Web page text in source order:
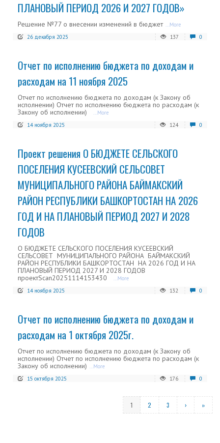
ПЛАНОВЫЙ ПЕРИОД 2026 И 2027 ГОДОВ»
Решение №77 о внесении изменений в бюджет ...More
26 декабря 2025
137 0
Отчет по исполнению бюджета по доходам и
расходам на 11 ноября 2025
Отчет по исполнению бюджета по доходам (к Закону об
исполнении) Отчет по исполнению бюджета по расходам (к
Закону об исполнении)
...More
14 ноября 2025
124 0
Проект решения О БЮДЖЕТЕ СЕЛЬСКОГО
ПОСЕЛЕНИЯ КУСЕЕВСКИЙ СЕЛЬСОВЕТ
МУНИЦИПАЛЬНОГО РАЙОНА БАЙМАКСКИЙ
РАЙОН РЕСПУБЛИКИ БАШКОРТОСТАН НА 2026
ГОД И НА ПЛАНОВЫЙ ПЕРИОД 2027 И 2028
ГОДОВ
О БЮДЖЕТЕ СЕЛЬСКОГО ПОСЕЛЕНИЯ КУСЕЕВСКИЙ
СЕЛЬСОВЕТ МУНИЦИПАЛЬНОГО РАЙОНА БАЙМАКСКИЙ
РАЙОН РЕСПУБЛИКИ БАШКОРТОСТАН НА 2026 ГОД И НА
ПЛАНОВЫЙ ПЕРИОД 2027 И 2028 ГОДОВ
проектScan20251114153430
...More
14 ноября 2025
132 0
Отчет по исполнению бюджета по доходам и
расходам на 1 октября 2025г.
Отчет по исполнению бюджета по доходам (к Закону об
исполнении) Отчет по исполнению бюджета по расходам (к
Закону об исполнении) ...More
15 октября 2025
176 0
1 2 3 › »